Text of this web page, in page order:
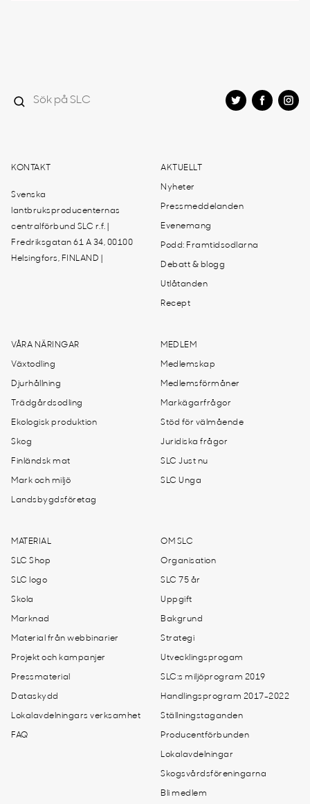
KONTAKT
Svenska
lantbruksproducenternas
centralförbund SLC r.f. |
Fredriksgatan 61 A 34, 00100
Helsingfors, FINLAND |
AKTUELLT
Nyheter
Pressmeddelanden
Evenemang
Podd: Framtidsodlarna
Debatt & blogg
Utlåtanden
Recept
VÅRA NÄRINGAR
Växtodling
Djurhållning
Trädgårdsodling
Ekologisk produktion
Skog
Finländsk mat
Mark och miljö
Landsbygdsföretag
MEDLEM
Medlemskap
Medlemsförmåner
Markägarfrågor
Stöd för välmående
Juridiska frågor
SLC Just nu
SLC Unga
MATERIAL
SLC Shop
SLC logo
Skola
Marknad
Material från webbinarier
Projekt och kampanjer
Pressmaterial
Dataskydd
Lokalavdelningars verksamhet
FAQ
OM SLC
Organisation
SLC 75 år
Uppgift
Bakgrund
Strategi
Utvecklingsprogam
SLC:s miljöprogram 2019
Handlingsprogram 2017-2022
Ställningstaganden
Producentförbunden
Lokalavdelningar
Skogsvårdsföreningarna
Bli medlem